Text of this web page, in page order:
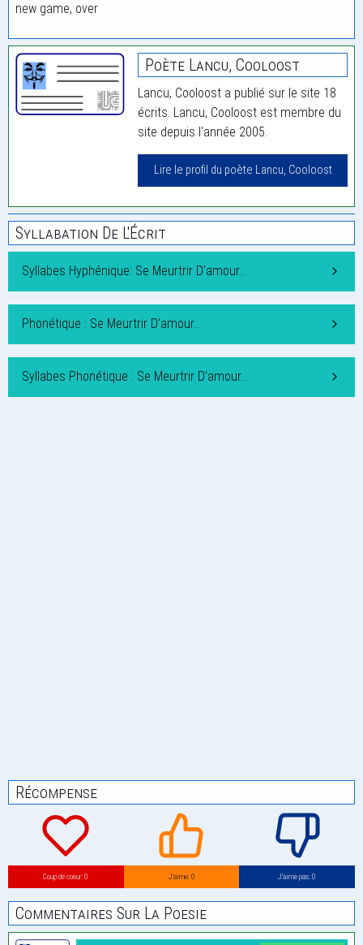
new game, over
Poète Lancu, Cooloost
Lancu, Cooloost a publié sur le site 18
écrits. Lancu, Cooloost est membre du
site depuis l'année 2005.
Lire le profil du poète Lancu, Cooloost
Syllabation De L'Écrit
Syllabes Hyphénique: Se Meurtrir D’amour…
Phonétique : Se Meurtrir D’amour…
Syllabes Phonétique : Se Meurtrir D’amour…
Récompense
Coup de coeur: 0 J’aime: 0 J’aime pas: 0
Commentaires Sur La Poesie